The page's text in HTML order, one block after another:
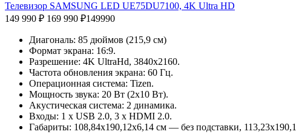
Телевизор SAMSUNG LED UE75DU7100, 4K Ultra HD
149 990 ₽ 169 990 ₽149990
Диагональ: 85 дюймов (215,9 см)
Формат экрана: 16:9.
Разрешение: 4K UltraHd, 3840х2160.
Частота обновления экрана: 60 Гц.
Операционная система: Tizen.
Мощность звука: 20 Вт (2х10 Вт).
Акустическая система: 2 динамика.
Входы: 1 x USB 2.0, 3 x HDMI 2.0.
Габариты: 108,84х190,12х6,14 см — без подставки,